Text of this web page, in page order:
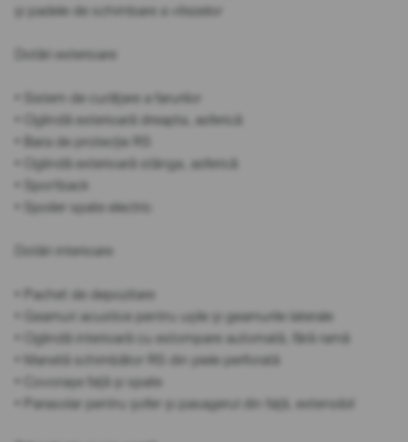
și padele de schimbare a vitezelor
Dotări exterioare
• Sistem de curățare a farurilor
• Oglindă exterioară dreapta, asferică
• Bara de protecție RS
• Oglindă exterioară stânga, asferică
• Sportback
• Spoiler spate electric
Dotări interioare
• Pachet de depozitare
• Geamuri acustice pentru ușile și geamurile laterale
• Oglindă interioară cu estompare automată, fără ramă
• Manetă schimbător RS din piele perforată
• Covorașe față și spate
• Parasolar pentru șofer și pasagerul din față, extensibil